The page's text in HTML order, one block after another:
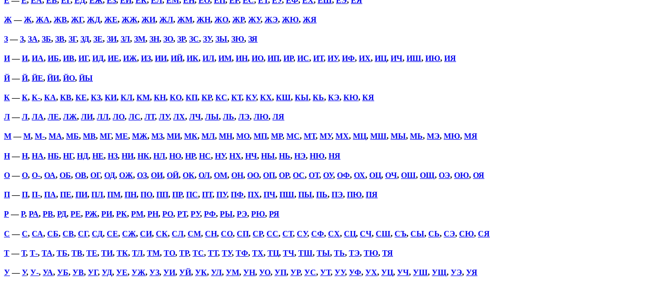
Ж —Ж, ЖА, ЖВ, ЖГ, ЖД, ЖЕ, ЖЖ, ЖИ, ЖЛ, ЖМ, ЖН, ЖО, ЖР, ЖУ, ЖЭ, ЖЮ, ЖЯ
З—З, ЗА, ЗБ, ЗВ, ЗГ, ЗД, ЗЕ, ЗИ, ЗЛ, ЗМ, ЗН, ЗО, ЗР, ЗС, ЗУ, ЗЫ, ЗЮ, ЗЯ
И—И, ИА, ИБ, ИВ, ИГ, ИД, ИЕ, ИЖ, ИЗ, ИИ, ИЙ, ИК, ИЛ, ИМ, ИН, ИО, ИП, ИР, ИС, ИТ, ИУ, ИФ, ИХ, ИЦ, ИЧ, ИШ, ИЮ, ИЯ
Й—Й, ЙЕ, ЙИ, ЙО, ЙЫ
К—К, К-, КА, КВ, КЕ, КЗ, КИ, КЛ, КМ, КН, КО, КП, КР, КС, КТ, КУ, КХ, КШ, КЫ, КЬ, КЭ, КЮ, КЯ
Л—Л, ЛА, ЛЕ, ЛЖ, ЛИ, ЛЛ, ЛО, ЛС, ЛТ, ЛУ, ЛХ, ЛЧ, ЛЫ, ЛЬ, ЛЭ, ЛЮ, ЛЯ
М—М, М-, МА, МБ, МВ, МГ, МЕ, МЖ, МЗ, МИ, МК, МЛ, МН, МО, МП, МР, МС, МТ, МУ, МХ, МЦ, МШ, МЫ, МЬ, МЭ, МЮ, МЯ
Н—Н, НА, НБ, НГ, НД, НЕ, НЗ, НИ, НК, НЛ, НО, НР, НС, НУ, НХ, НЧ, НЫ, НЬ, НЭ, НЮ, НЯ
О—О, О-, ОА, ОБ, ОВ, ОГ, ОД, ОЖ, ОЗ, ОИ, ОЙ, ОК, ОЛ, ОМ, ОН, ОО, ОП, ОР, ОС, ОТ, ОУ, ОФ, ОХ, ОЦ, ОЧ, ОШ, ОЩ, ОЭ, ОЮ, ОЯ
П—П, П-, ПА, ПЕ, ПИ, ПЛ, ПМ, ПН, ПО, ПП, ПР, ПС, ПТ, ПУ, ПФ, ПХ, ПЧ, ПШ, ПЫ, ПЬ, ПЭ, ПЮ, ПЯ
Р—Р, РА, РВ, РД, РЕ, РЖ, РИ, РК, РМ, РН, РО, РТ, РУ, РФ, РЫ, РЭ, РЮ, РЯ
С —С, СА, СБ, СВ, СГ, СД, СЕ, СЖ, СИ, СК, СЛ, СМ, СН, СО, СП, СР, СС, СТ, СУ, СФ, СХ, СЦ, СЧ, СШ, СЪ, СЫ, СЬ, СЭ, СЮ, СЯ
Т—Т, Т-, ТА, ТБ, ТВ, ТЕ, ТИ, ТК, ТЛ, ТМ, ТО, ТР, ТС, ТТ, ТУ, ТФ, ТХ, ТЦ, ТЧ, ТШ, ТЫ, ТЬ, ТЭ, ТЮ, ТЯ
У—У, У-, УА, УБ, УВ, УГ, УД, УЕ, УЖ, УЗ, УИ, УЙ, УК, УЛ, УМ, УН, УО, УП, УР, УС, УТ, УУ, УФ, УХ, УЦ, УЧ, УШ, УЩ, УЭ, УЯ